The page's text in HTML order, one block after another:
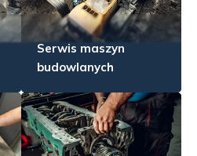
Serwis maszyn
budowlanych